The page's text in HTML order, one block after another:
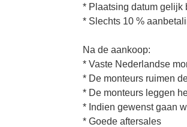
* Plaatsing datum gelijk
* Slechts 10 %
Na de aankoop:
* Vaste Nederlandse
* De monteurs ruimen
* De monteurs leggen
* Indien gewenst gaan
* Goede aftersales